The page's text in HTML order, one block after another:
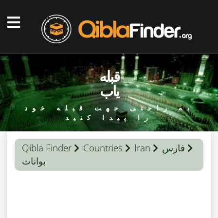
قبله
یاب
به راحتی جهت قبله خود
را پیدا کنید
Qibla Finder Countries Iran
فارس
بوانات